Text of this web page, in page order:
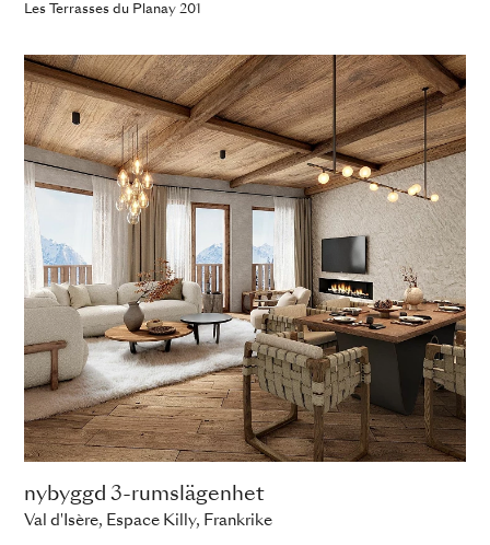
Les Terrasses du Planay 201
nybyggd 3-rumslägenhet
Val d'Isère, Espace Killy, Frankrike